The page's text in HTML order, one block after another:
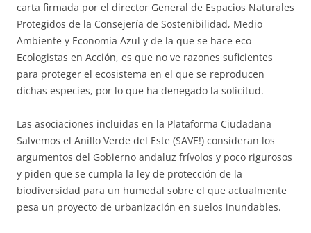
carta firmada por el director General de Espacios Naturales
Protegidos de la Consejería de Sostenibilidad, Medio
Ambiente y Economía Azul y de la que se hace eco
Ecologistas en Acción, es que no ve razones suficientes
para proteger el ecosistema en el que se reproducen
dichas especies, por lo que ha denegado la solicitud.
Las asociaciones incluidas en la Plataforma Ciudadana
Salvemos el Anillo Verde del Este (SAVE!) consideran los
argumentos del Gobierno andaluz frívolos y poco rigurosos
y piden que se cumpla la ley de protección de la
biodiversidad para un humedal sobre el que actualmente
pesa un proyecto de urbanización en suelos inundables.